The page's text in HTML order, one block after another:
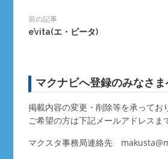
前の記事
e’vita(エ・ビータ)
マクナビへ登録のみなさま
掲載内容の変更・削除等を承ってお
ご希望の方は下記メールアドレスま
マクスタ事務局連絡先